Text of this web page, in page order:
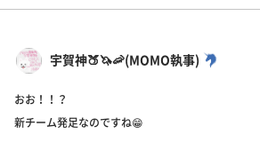
宇賀神🍑🦄🦐(MOMO執事)
おお！！？
新チーム発足なのですね😁